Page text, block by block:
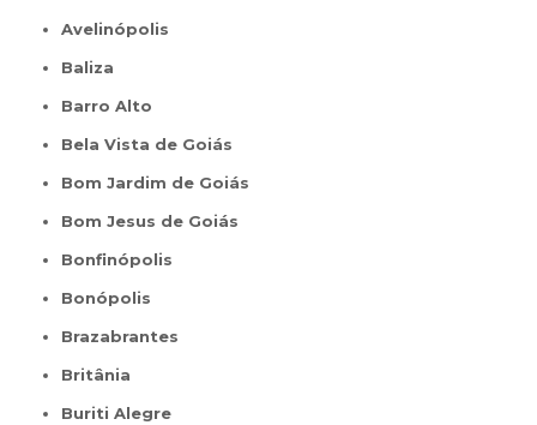
Avelinópolis
Baliza
Barro Alto
Bela Vista de Goiás
Bom Jardim de Goiás
Bom Jesus de Goiás
Bonfinópolis
Bonópolis
Brazabrantes
Britânia
Buriti Alegre